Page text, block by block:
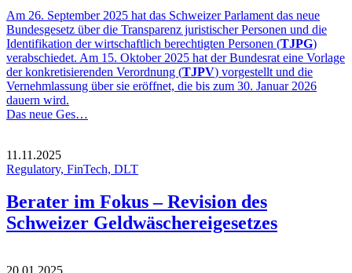
Am 26. September 2025 hat das Schweizer Parlament das neue
Bundesgesetz über die Transparenz juristischer Personen und die
Identifikation der wirtschaftlich berechtigten Personen (TJPG)
verabschiedet. Am 15. Oktober 2025 hat der Bundesrat eine Vorlage
der konkretisierenden Verordnung (TJPV) vorgestellt und die
Vernehmlassung über sie eröffnet, die bis zum 30. Januar 2026
dauern wird.
Das neue Ges…
11.11.2025
Regulatory, FinTech, DLT
Berater im Fokus – Revision des
Schweizer Geldwäschereigesetzes